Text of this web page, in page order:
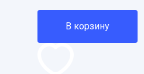
В корзину